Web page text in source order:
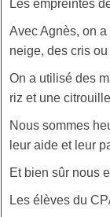
Les empreintes
Avec Agnès, on
neige, des cris
On a utilisé des
riz et une
Nous sommes
leur aide et leur
Et bien sûr nous
Les élèves du